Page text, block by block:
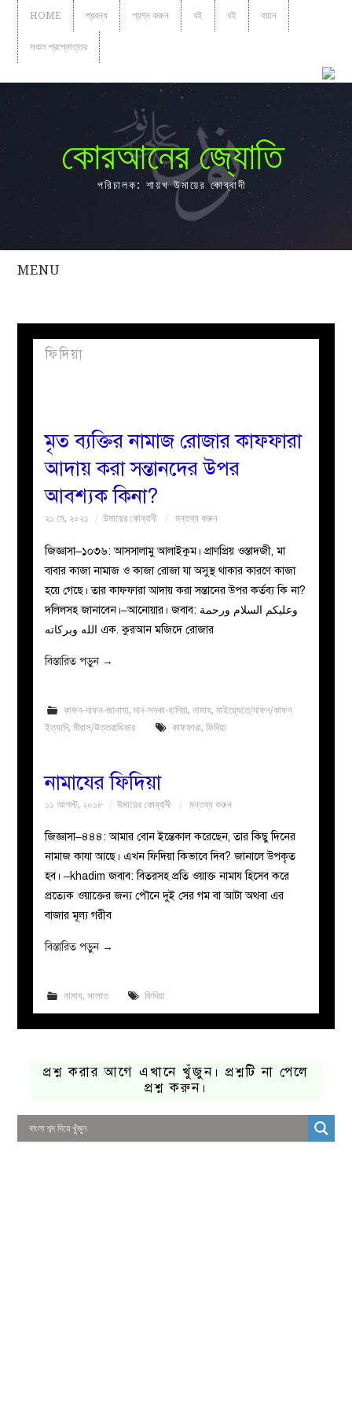
HOME প্রবন্ধ প্রশ্ন করুন বই বই বয়ান
সকল প্রশ্নোত্তর
কোরআনের জ্যোতি
পরিচালক: শায়খ উমায়ের কোব্বাদী
MENU
সকল
প্রবন্ধ
পাতা
ইসলাহী
মজলিস
প্রশ্ন
করুন
ফিদিয়া
মৃত ব্যক্তির নামাজ রোজার কাফফারা
আদায় করা সন্তানদের উপর
আবশ্যক কিনা?
২১ মে, ২০২১ উমায়ের কোব্বাদী মন্তব্য করুন
জিজ্ঞাসা–১০৩৬: আসসালামু আলাইকুম। প্রাণপ্রিয় ওস্তাদজী, মা
বাবার কাজা নামাজ ও কাজা রোজা যা অসুস্থ থাকার কারণে কাজা
হয়ে গেছে। তার কাফফারা আদায় করা সন্তানের উপর কর্তব্য কি না?
দলিলসহ জানাবেন।–আনোয়ার। জবাব: وعليكم السلام ورحمة
الله وبركاته এক. কুরআন মজিদে রোজার
বিস্তারিত পড়ুন →
কাফন-দাফন-জানাযা, দান-সদকা-হাদিয়া, নামায, মাইয়্যেতে/দাফন/কাফন
ইত্যাদি,মীরাস/উত্তরাধিকার কাফফারা, ফিদিয়া
নামাযের ফিদিয়া
১১ আগস্ট, ২০১৮ উমায়ের কোব্বাদী মন্তব্য করুন
জিজ্ঞাসা–৪৪৪: আমার বোন ইন্তেকাল করেছেন, তার কিছু দিনের
নামাজ কাযা আছে। এখন ফিদিয়া কিভাবে দিব? জানালে উপকৃত
হব। –khadim জবাব: বিতরসহ প্রতি ওয়াক্ত নামায হিসেব করে
প্রত্যেক ওয়াক্তের জন্য পৌনে দুই সের গম বা আটা অথবা এর
বাজার মূল্য গরীব
বিস্তারিত পড়ুন →
নামায, সালাত ফিদিয়া
প্রশ্ন করার আগে এখানে খুঁজুন। প্রশ্নটি না পেলে
প্রশ্ন করুন।